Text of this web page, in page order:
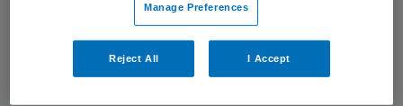
zijn schadelastgegevens van verzekeraars,
gegevens van daadwerkelijk gedeclareerde
DBC’s. Klink beroept zich ten onrechte op
Manage Preferences
Reject All I Accept